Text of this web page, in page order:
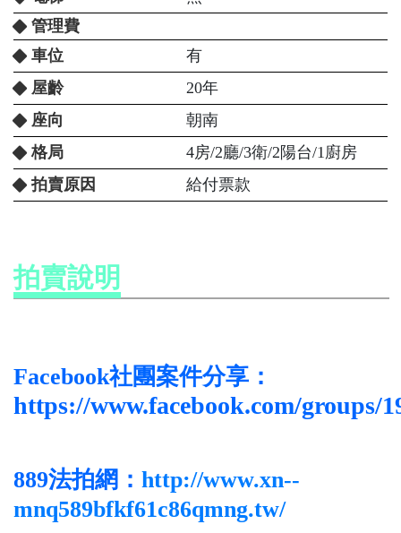
管理費
車位
有
屋齡
20年
座向
朝南
格局
4房/2廳/3衛/2陽台/1廚房
拍賣原因
給付票款
拍賣說明
Facebook社團案件分享：
https://www.facebook.com/groups/
889法拍網： http://www.xn--
mnq589bfkf61c86qmng.tw/